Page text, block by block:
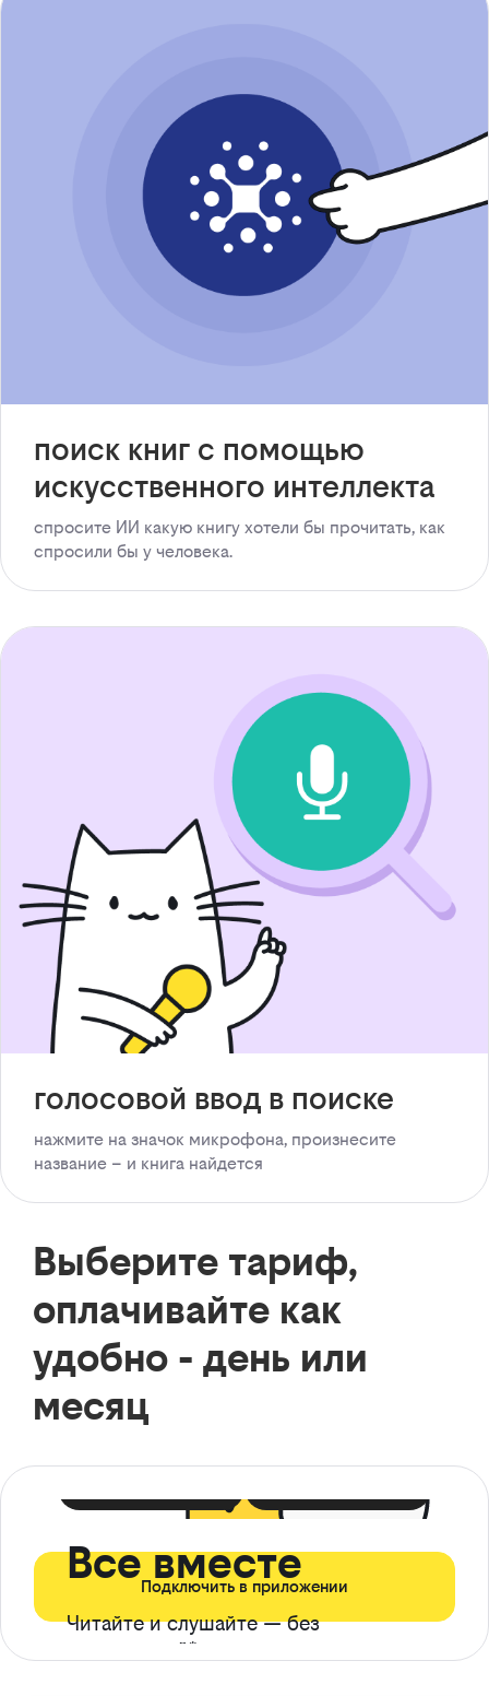
поиск книг с помощью
искусственного интеллекта
спросите ИИ какую книгу хотели бы прочитать, как
спросили бы у человека.
голосовой ввод в поиске
нажмите на значок микрофона, произнесите
название – и книга найдется
Выберите тариф,
оплачивайте как
удобно - день или
месяц
Все вместе
Читайте и слушайте — без
ограничений*
Подключить в приложении